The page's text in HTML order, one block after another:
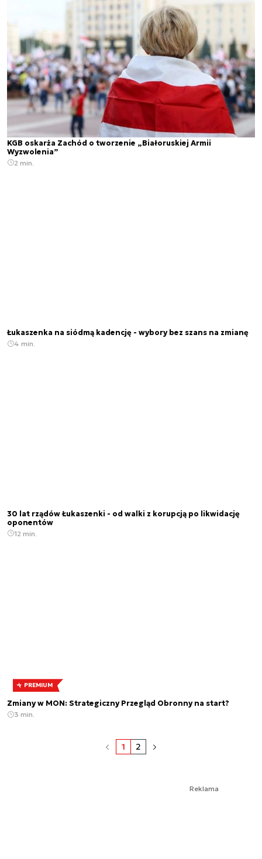
KGB oskarża Zachód o tworzenie „Białoruskiej Armii
Wyzwolenia”
2 min.
Łukaszenka na siódmą kadencję - wybory bez szans na zmianę
4 min.
30 lat rządów Łukaszenki - od walki z korupcją po likwidację
oponentów
12 min.
PREMIUM
Zmiany w MON: Strategiczny Przegląd Obronny na start?
3 min.
1 2
Reklama